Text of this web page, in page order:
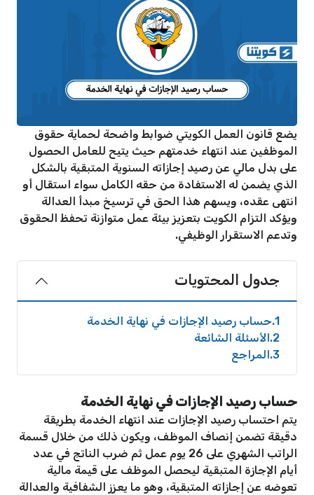
يضع قانون العمل الكويتي ضوابط واضحة لحماية حقوق
الموظفين عند انتهاء خدمتهم حيث يتيح للعامل الحصول
على بدل مالي عن رصيد إجازاته السنوية المتبقية بالشكل
الذي يضمن له الاستفادة من حقه الكامل سواء استقال أو
انتهى عقده، ويسهم هذا الحق في ترسيخ مبدأ العدالة
ويؤكد التزام الكويت بتعزيز بيئة عمل متوازنة تحفظ الحقوق
وتدعم الاستقرار الوظيفي.
جدول المحتويات
1 حساب رصيد الإجازات في نهاية الخدمة
2 الأسئلة الشائعة
3 المراجع
حساب رصيد الإجازات في نهاية الخدمة
يتم احتساب رصيد الإجازات عند انتهاء الخدمة بطريقة
دقيقة تضمن إنصاف الموظف، ويكون ذلك من خلال قسمة
الراتب الشهري على 26 يوم عمل ثم ضرب الناتج في عدد
أيام الإجازة المتبقية ليحصل الموظف على قيمة مالية
تعوضه عن إجازاته المتبقية، وهو ما يعزز الشفافية والعدالة